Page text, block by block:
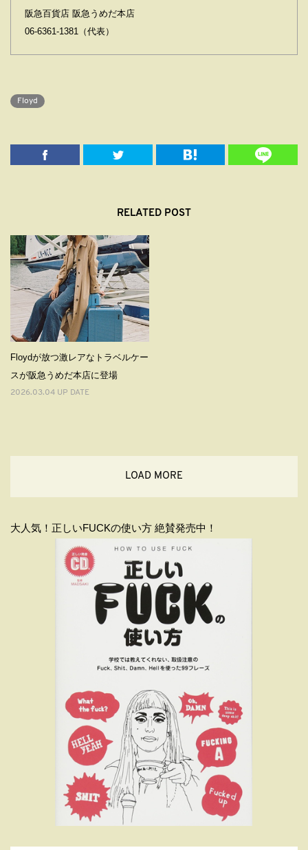
阪急百貨店 阪急うめだ本店
06-6361-1381（代表）
Floyd
RELATED POST
Floydが放つ激レアなトラベルケー
スが阪急うめだ本店に登場
2026.03.04 UP DATE
LOAD MORE
大人気！正しいFUCKの使い方 絶賛発売中！